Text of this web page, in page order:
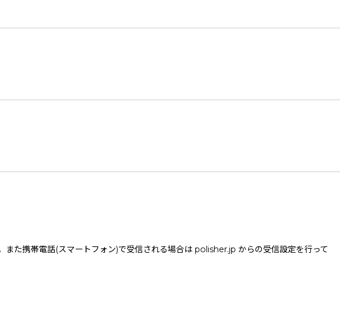
た携帯電話(スマートフォン)で受信される場合は polisher.jp からの受信設定を行って